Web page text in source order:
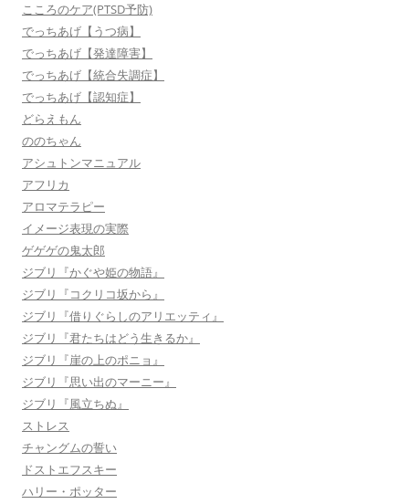
こころのケア(PTSD予防)
でっちあげ【うつ病】
でっちあげ【発達障害】
でっちあげ【統合失調症】
でっちあげ【認知症】
どらえもん
ののちゃん
アシュトンマニュアル
アフリカ
アロマテラピー
イメージ表現の実際
ゲゲゲの鬼太郎
ジブリ『かぐや姫の物語』
ジブリ『コクリコ坂から』
ジブリ『借りぐらしのアリエッティ』
ジブリ『君たちはどう生きるか』
ジブリ『崖の上のポニョ』
ジブリ『思い出のマーニー』
ジブリ『風立ちぬ』
ストレス
チャングムの誓い
ドストエフスキー
ハリー・ポッター